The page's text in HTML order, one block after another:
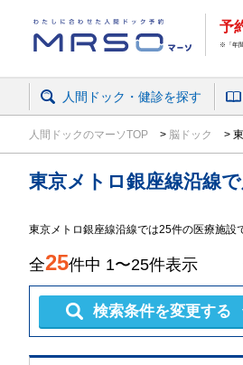
予
※「年
人間ドック・健診を探す
人間ドックのマーソTOP 脳ドック
東京メトロ銀座線沿線で
東京メトロ銀座線沿線では25件の医療施設
全25件中 1〜25件表示
検索条件を変更する